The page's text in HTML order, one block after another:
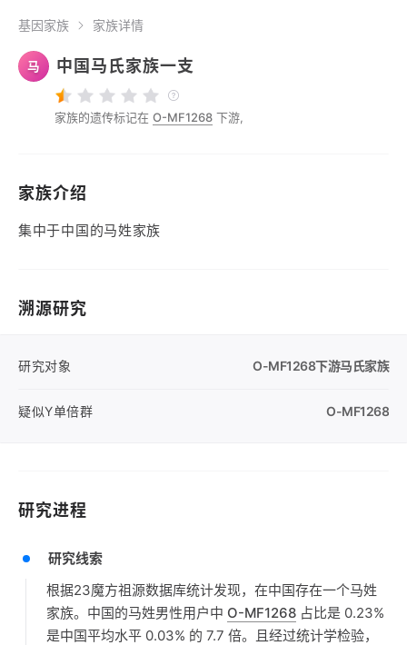
基因家族 家族详情
马 中国马氏家族一支
家族的遗传标记在 O-MF1268 下游,
家族介绍
集中于中国的马姓家族
溯源研究
研究对象 O-MF1268下游马氏家族
疑似Y单倍群 O-MF1268
研究进程
研究线索
根据23魔方祖源数据库统计发现，在中国存在一个马姓
家族。中国的马姓男性用户中 O-MF1268 占比是 0.23%
是中国平均水平 0.03% 的 7.7 倍。且经过统计学检验，